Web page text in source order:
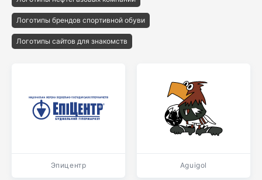
Логотипы брендов спортивной обуви
Логотипы сайтов для знакомств
Эпицентр Aguigol